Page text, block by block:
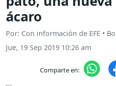
ácaro
Por: Con información de EFE •
Jue, 19 Sep 2019 10:26 am
Comparte en: